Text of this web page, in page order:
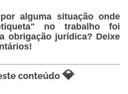
alguma situação onde
no trabalho foi
obrigação jurídica? Deixe
conteúdo 💎